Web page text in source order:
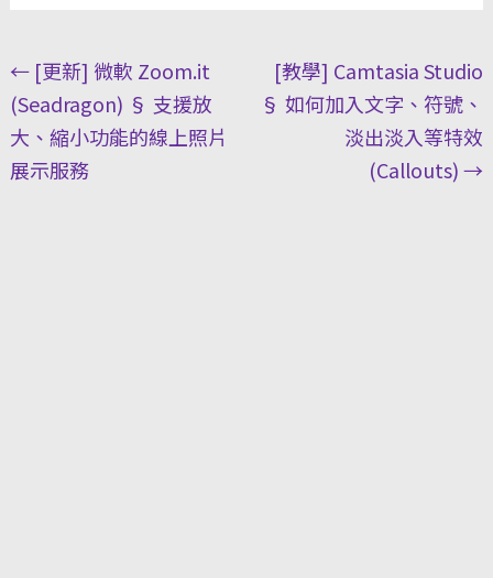
Post
navigation
←[更新] 微軟 Zoom.it
(Seadragon) § 支援放
大、縮小功能的線上照片
展示服務
[教學] Camtasia Studio
§ 如何加入文字、符號、
淡出淡入等特效
(Callouts)→